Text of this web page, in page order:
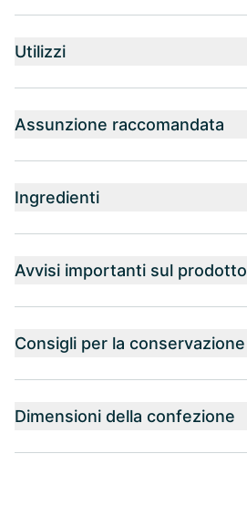
Utilizzi
Assunzione raccomandata
Ingredienti
Avvisi importanti sul prodotto
Consigli per la conservazione
Dimensioni della confezione